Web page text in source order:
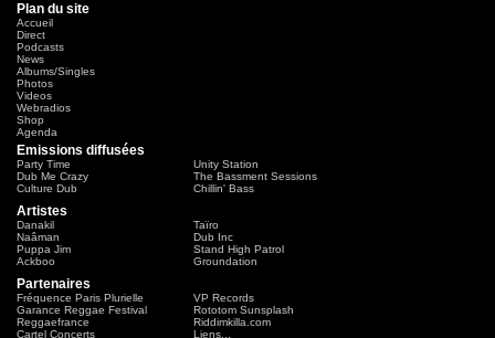
Plan du site
Accueil
Direct
Podcasts
News
Albums/Singles
Photos
Videos
Webradios
Shop
Agenda
Emissions diffusées
Party Time
Unity Station
Dub Me Crazy
The Bassment Sessions
Culture Dub
Chillin' Bass
Artistes
Danakil
Taïro
Naâman
Dub Inc
Puppa Jim
Stand High Patrol
Ackboo
Groundation
Partenaires
Fréquence Paris Plurielle
VP Records
Garance Reggae Festival
Rototom Sunsplash
Reggaefrance
Riddimkilla.com
Cartel Concerts
Liens...